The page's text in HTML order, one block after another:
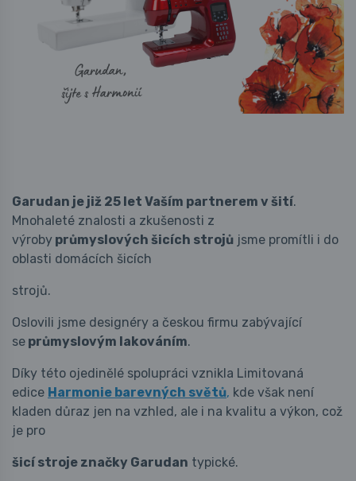
Garudan je již 25 let Vaším partnerem v šití.
Mnohaleté znalosti a zkušenosti z
výroby průmyslových šicích strojů jsme promítli i do
oblasti domácích šicích
strojů.
Oslovili jsme designéry a českou firmu zabývající
se průmyslovým lakováním.
Díky této ojedinělé spolupráci vznikla Limitovaná
edice Harmonie barevných světů, kde však není
kladen důraz jen na vzhled, ale i na kvalitu a výkon, což
je pro
šicí stroje značky Garudan typické.